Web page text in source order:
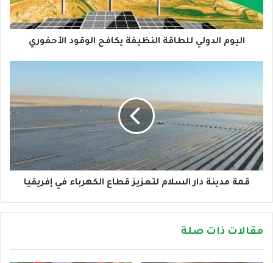
ت
ر
اليوم الدولي للطاقة النظيفة يكافح الوقود الأحفوري
قمة مدينة دار السلام لتعزيز قطاع الكهرباء في إفريقيا
مقالات ذات صلة